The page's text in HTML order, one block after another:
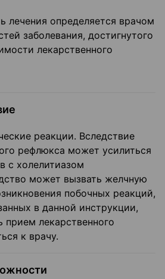
лечения определяется врачом
заболевания, достигнутого
лекарственного
реакции. Вследствие
рефлюкса может усилиться
с холелитиазом
может вызвать желчную
побочных реакций,
в данной инструкции,
прием лекарственного
к врачу.